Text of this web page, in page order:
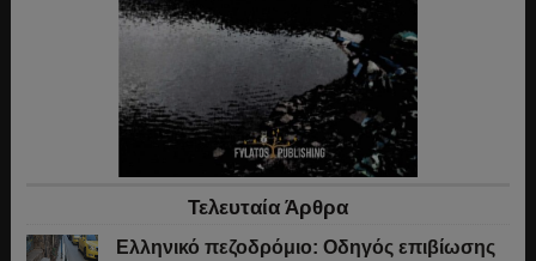
Τελευταία Άρθρα
Ελληνικό πεζοδρόμιο: Οδηγός επιβίωσης